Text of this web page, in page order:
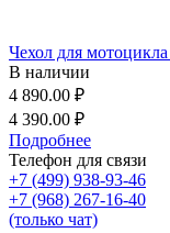
Чехол для
В наличии
4 890.00 ₽
4 390.00 ₽
Подробнее
Телефон для связи
+7 (499) 938-93-46
+7 (968) 267-16-40
(только чат)